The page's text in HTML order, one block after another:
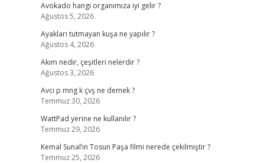
Avokado hangi organımıza iyi gelir ?
Ağustos 5, 2026
Ayakları tutmayan kuşa ne yapılır ?
Ağustos 4, 2026
Akım nedir, çeşitleri nelerdir ?
Ağustos 3, 2026
Avcı p mng k çvş ne demek ?
Temmuz 30, 2026
WattPad yerine ne kullanılır ?
Temmuz 29, 2026
Kemal Sunal’ın Tosun Paşa filmi nerede çekilmiştir ?
Temmuz 25, 2026